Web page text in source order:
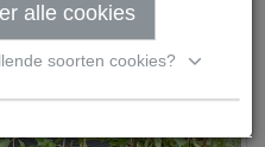
alle cookies
soorten cookies?